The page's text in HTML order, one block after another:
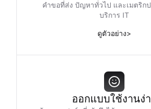
คำขอที่ส่ง ปัญหาทั่วไป และเมตริก
บริการ IT
ดูตัวอย่าง>
ออกแบบใช้งานง่